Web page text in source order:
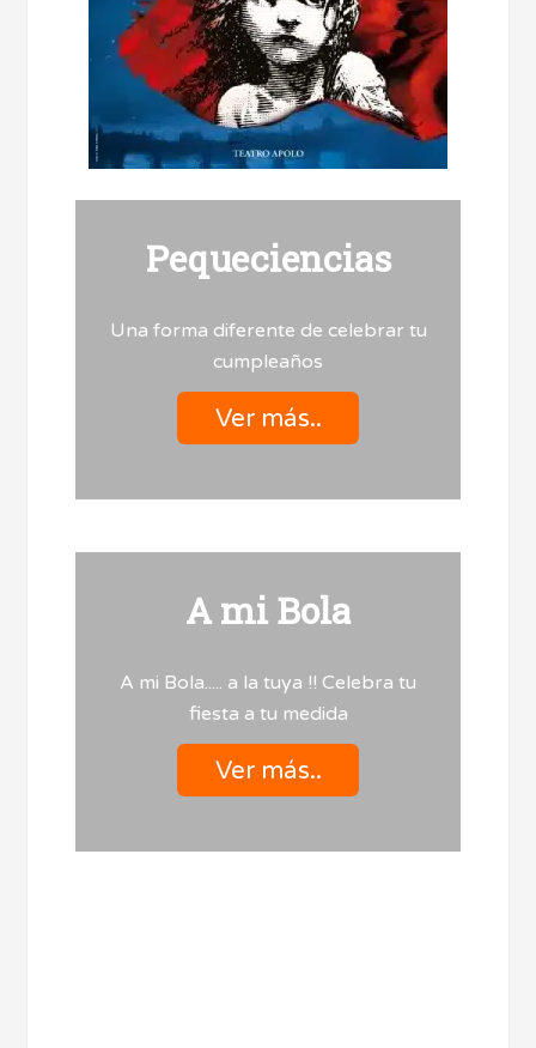
Pequeciencias
Una forma diferente de celebrar tu
cumpleaños
Ver más..
A mi Bola
A mi Bola..... a la tuya !! Celebra tu
fiesta a tu medida
Ver más..